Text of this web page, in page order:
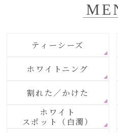
ティーシーズ
ホワイトニング
割れた／かけた
ホワイト
スポット（白濁）